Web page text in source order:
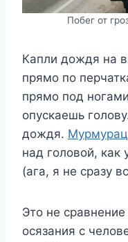
Побег от
Капли дождя на
прямо по
прямо под
опускаешь
дождя.
над головой,
(ага, я не сразу
Это не сравнение
осязания с